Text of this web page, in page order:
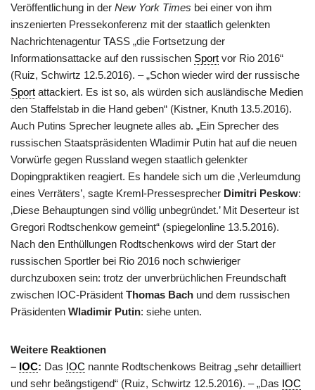
Veröffentlichung in der New York Times bei einer von ihm
inszenierten Pressekonferenz mit der staatlich gelenkten
Nachrichtenagentur TASS „die Fortsetzung der
Informationsattacke auf den russischen Sport vor Rio 2016“
(Ruiz, Schwirtz 12.5.2016). – „Schon wieder wird der russische
Sport attackiert. Es ist so, als würden sich ausländische Medien
den Staffelstab in die Hand geben“ (Kistner, Knuth 13.5.2016).
Auch Putins Sprecher leugnete alles ab. „Ein Sprecher des
russischen Staatspräsidenten Wladimir Putin hat auf die neuen
Vorwürfe gegen Russland wegen staatlich gelenkter
Dopingpraktiken reagiert. Es handele sich um die ‚Verleumdung
eines Verräters’, sagte Kreml-Pressesprecher Dimitri Peskow:
‚Diese Behauptungen sind völlig unbegründet.’ Mit Deserteur ist
Gregori Rodtschenkow gemeint“ (spiegelonline 13.5.2016).
Nach den Enthüllungen Rodtschenkows wird der Start der
russischen Sportler bei Rio 2016 noch schwieriger
durchzuboxen sein: trotz der unverbrüchlichen Freundschaft
zwischen IOC-Präsident Thomas Bach und dem russischen
Präsidenten Wladimir Putin: siehe unten.
Weitere Reaktionen
– IOC: Das IOC nannte Rodtschenkows Beitrag „sehr detailliert
und sehr beängstigend“ (Ruiz, Schwirtz 12.5.2016). – „Das IOC